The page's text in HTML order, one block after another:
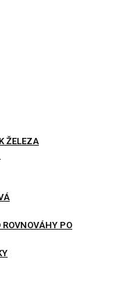
ŽELEZA
ROVNOVÁHY PO